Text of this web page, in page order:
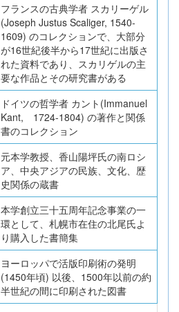
フランスの古典学者 スカリーゲル
(Joseph Justus Scaliger, 1540-
1609) のコレクションで、大部分
が16世紀後半から17世紀に出版さ
れた資料であり、スカリゲルの主
要な作品とその研究書がある
ドイツの哲学者 カント(Immanuel
Kant, 1724-1804) の著作と関係
書のコレクション
元本学教授、香山陽坪氏の南ロシ
ア、中央アジアの民族、文化、歴
史関係の蔵書
本学創立三十五周年記念事業の一
環として、札幌市在住の北尾氏よ
り購入した書簡集
ヨーロッパで活版印刷術の発明
(1450年頃) 以後、1500年以前の約
半世紀の間に印刷された図書